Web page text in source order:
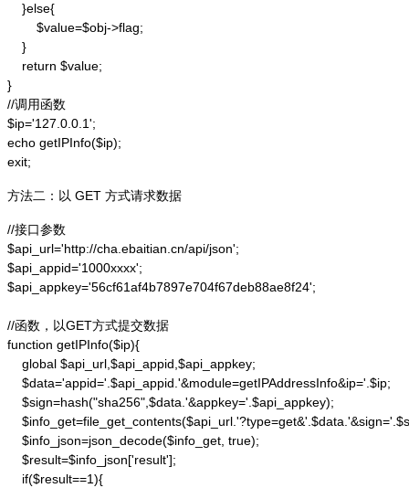
    }else{
        $value=$obj->flag;
    }
    return $value;
}
//调用函数
$ip='127.0.0.1';
echo getIPInfo($ip);
exit;
方法二：以 GET 方式请求数据
//接口参数
$api_url='http://cha.ebaitian.cn/api/json';
$api_appid='1000xxxx';
$api_appkey='56cf61af4b7897e704f67deb88ae8f24';
//函数，以GET方式提交数据
function getIPInfo($ip){
    global $api_url,$api_appid,$api_appkey;
    $data='appid='.$api_appid.'&module=getIPAddressInfo&ip='.$ip;
    $sign=hash("sha256",$data.'&appkey='.$api_appkey);
    $info_json=json_decode($info_get, true);
    $result=$info_json['result'];
    if($result==1){